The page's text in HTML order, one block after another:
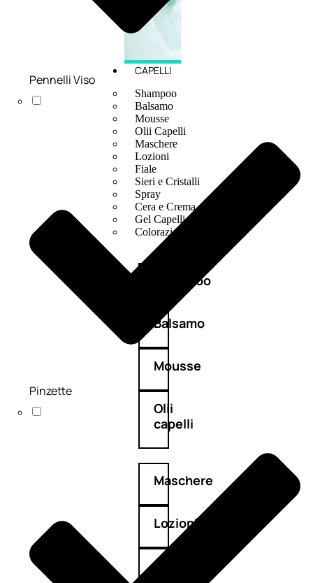
CAPELLI
Shampoo
Balsamo
Mousse
Olii Capelli
Maschere
Lozioni
Fiale
Sieri e Cristalli
Spray
Cera e Crema
Gel Capelli
Colorazione
Shampoo
Balsamo
Mousse
Olii
capelli
Maschere
Lozioni
Fiale
Pennelli Viso
Pinzette